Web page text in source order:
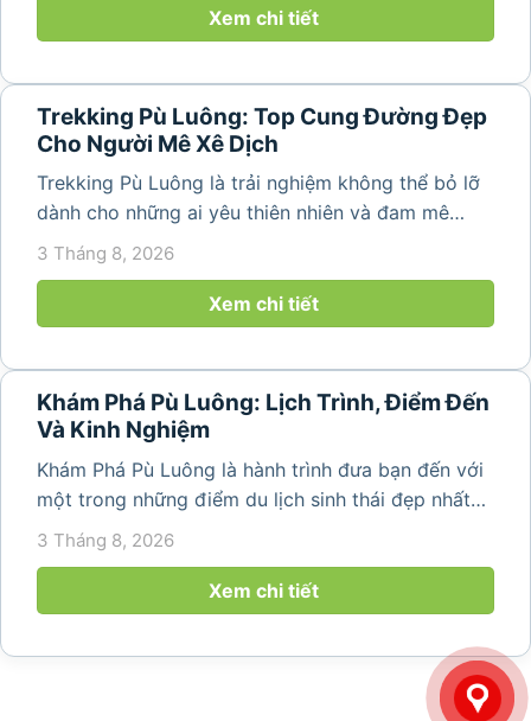
ruộng bậc thang, bản làng...
Xem chi tiết
Trekking Pù Luông: Top Cung Đường Đẹp
Cho Người Mê Xê Dịch
Trekking Pù Luông là trải nghiệm không thể bỏ lỡ
dành cho những ai yêu thiên nhiên và đam mê
khám phá. Với những cung đường băng qua ruộng
và các thung lũng xanh mát, Pù...
3 Tháng 8, 2026
Xem chi tiết
Khám Phá Pù Luông: Lịch Trình, Điểm Đến
Và Kinh Nghiệm
Khám Phá Pù Luông là hành trình đưa bạn đến với
một trong những điểm du lịch sinh thái đẹp nhất
Thanh Hóa. Nơi đây nổi tiếng với ruộng bậc thang,
bản làng người Thái, thác nước, rừng nguyên sinh
và không gian nghỉ dưỡng...
3 Tháng 8, 2026
Xem chi tiết